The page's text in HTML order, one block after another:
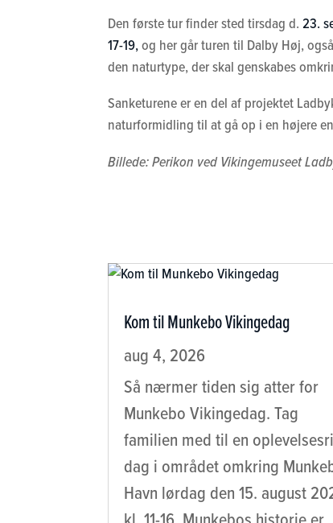
Den første tur finder sted tirsdag d.23.
17-19,og her går turen til Dalby Høj,
den naturtype, der skal genskabes
Sanketurene er en del af projektet
naturformidling til at gå op i en højere
Billede: Perikon ved Vikingemuseet
Kom til Munkebo Vikingedag
aug 4, 2026
Så nærmer tiden sig atter for
Munkebo Vikingedag. Tag
familien med til en
dag i området omkring
Havn lørdag den 15. august